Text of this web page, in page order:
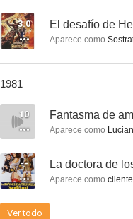
4.0
3.0 El desafío de
Aparece como
1981
10 Fantasma de
Aparece como
-- La doctora de
Aparece como
Ver todo